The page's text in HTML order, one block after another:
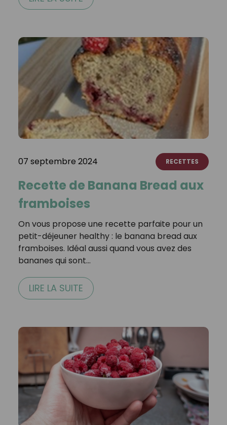
07 septembre 2024 RECETTES
Recette de Banana Bread aux
framboises
On vous propose une recette parfaite pour un
petit-déjeuner healthy : le banana bread aux
framboises. Idéal aussi quand vous avez des
bananes qui sont…
LIRE LA SUITE